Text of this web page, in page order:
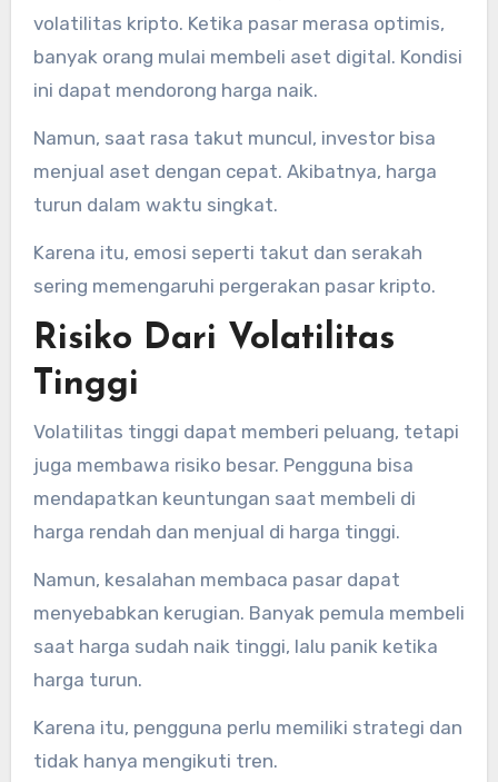
volatilitas kripto. Ketika pasar merasa optimis,
banyak orang mulai membeli aset digital. Kondisi
ini dapat mendorong harga naik.
Namun, saat rasa takut muncul, investor bisa
menjual aset dengan cepat. Akibatnya, harga
turun dalam waktu singkat.
Karena itu, emosi seperti takut dan serakah
sering memengaruhi pergerakan pasar kripto.
Risiko Dari Volatilitas
Tinggi
Volatilitas tinggi dapat memberi peluang, tetapi
juga membawa risiko besar. Pengguna bisa
mendapatkan keuntungan saat membeli di
harga rendah dan menjual di harga tinggi.
Namun, kesalahan membaca pasar dapat
menyebabkan kerugian. Banyak pemula membeli
saat harga sudah naik tinggi, lalu panik ketika
harga turun.
Karena itu, pengguna perlu memiliki strategi dan
tidak hanya mengikuti tren.